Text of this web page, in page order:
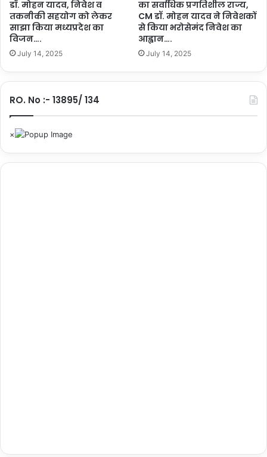
ख्य
मं
त्री
डॉ
व
…
पा
र
द
र्शी
प्र
की
दि
शा
मी
डॉ. मोहन यादव, निवेश व
तकनीकी सहयोग को लेकर
साझा किया मध्यप्रदेश का
विजन….
July 14, 2025
का सर्वाधिक प्रगतिशील राज्य,
CM डॉ. मोहन यादव ने निवेशकों
से किया भरोसेमंद निवेश का
आह्वान….
July 14, 2025
RO. No :- 13895/ 134